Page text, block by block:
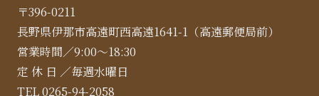
〒396-0211
長野県伊那市高遠町西高遠1641-1（高遠郵便局前）
営業時間／9:00～18:30
定 休 日 ／毎週水曜日
TEL 0265-94-2058